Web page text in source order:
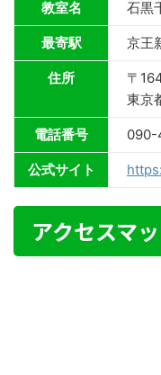
教室名 石黒
最寄駅 京王
住所
〒
東京
電話番号 090-
公式サイト
アクセスマ